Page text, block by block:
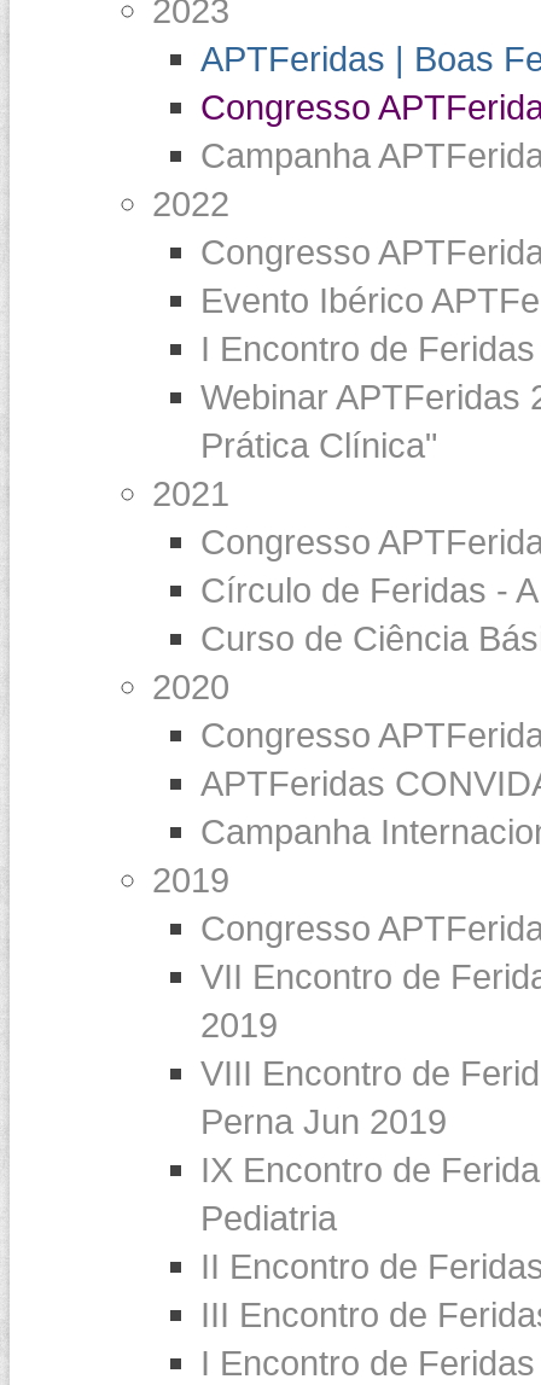
2023
APTFeridas | Boas
Congresso
Campanha
2022
Congresso
Evento Ibérico
I Encontro de
Webinar APTFeridas
Prática Clínica"
2021
Congresso
Círculo de Feridas -
Curso de Ciência
2020
Congresso
APTFeridas
Campanha
2019
Congresso
VII Encontro de
2019
VIII Encontro de
Perna Jun 2019
IX Encontro de
Pediatria
II Encontro de
III Encontro de
I Encontro de